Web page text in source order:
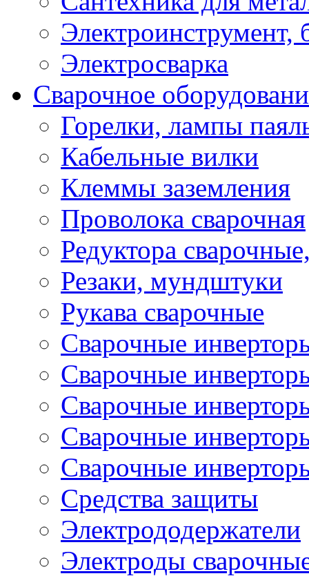
Электроинструмент,
Электросварка
Сварочное
Горелки, лампы
Кабельные вилки
Клеммы заземления
Проволока сварочная
Редуктора
Резаки, мундштуки
Рукава сварочные
Сварочные
Сварочные
Сварочные
Сварочные
Сварочные
Средства защиты
Электрододержатели
Электроды